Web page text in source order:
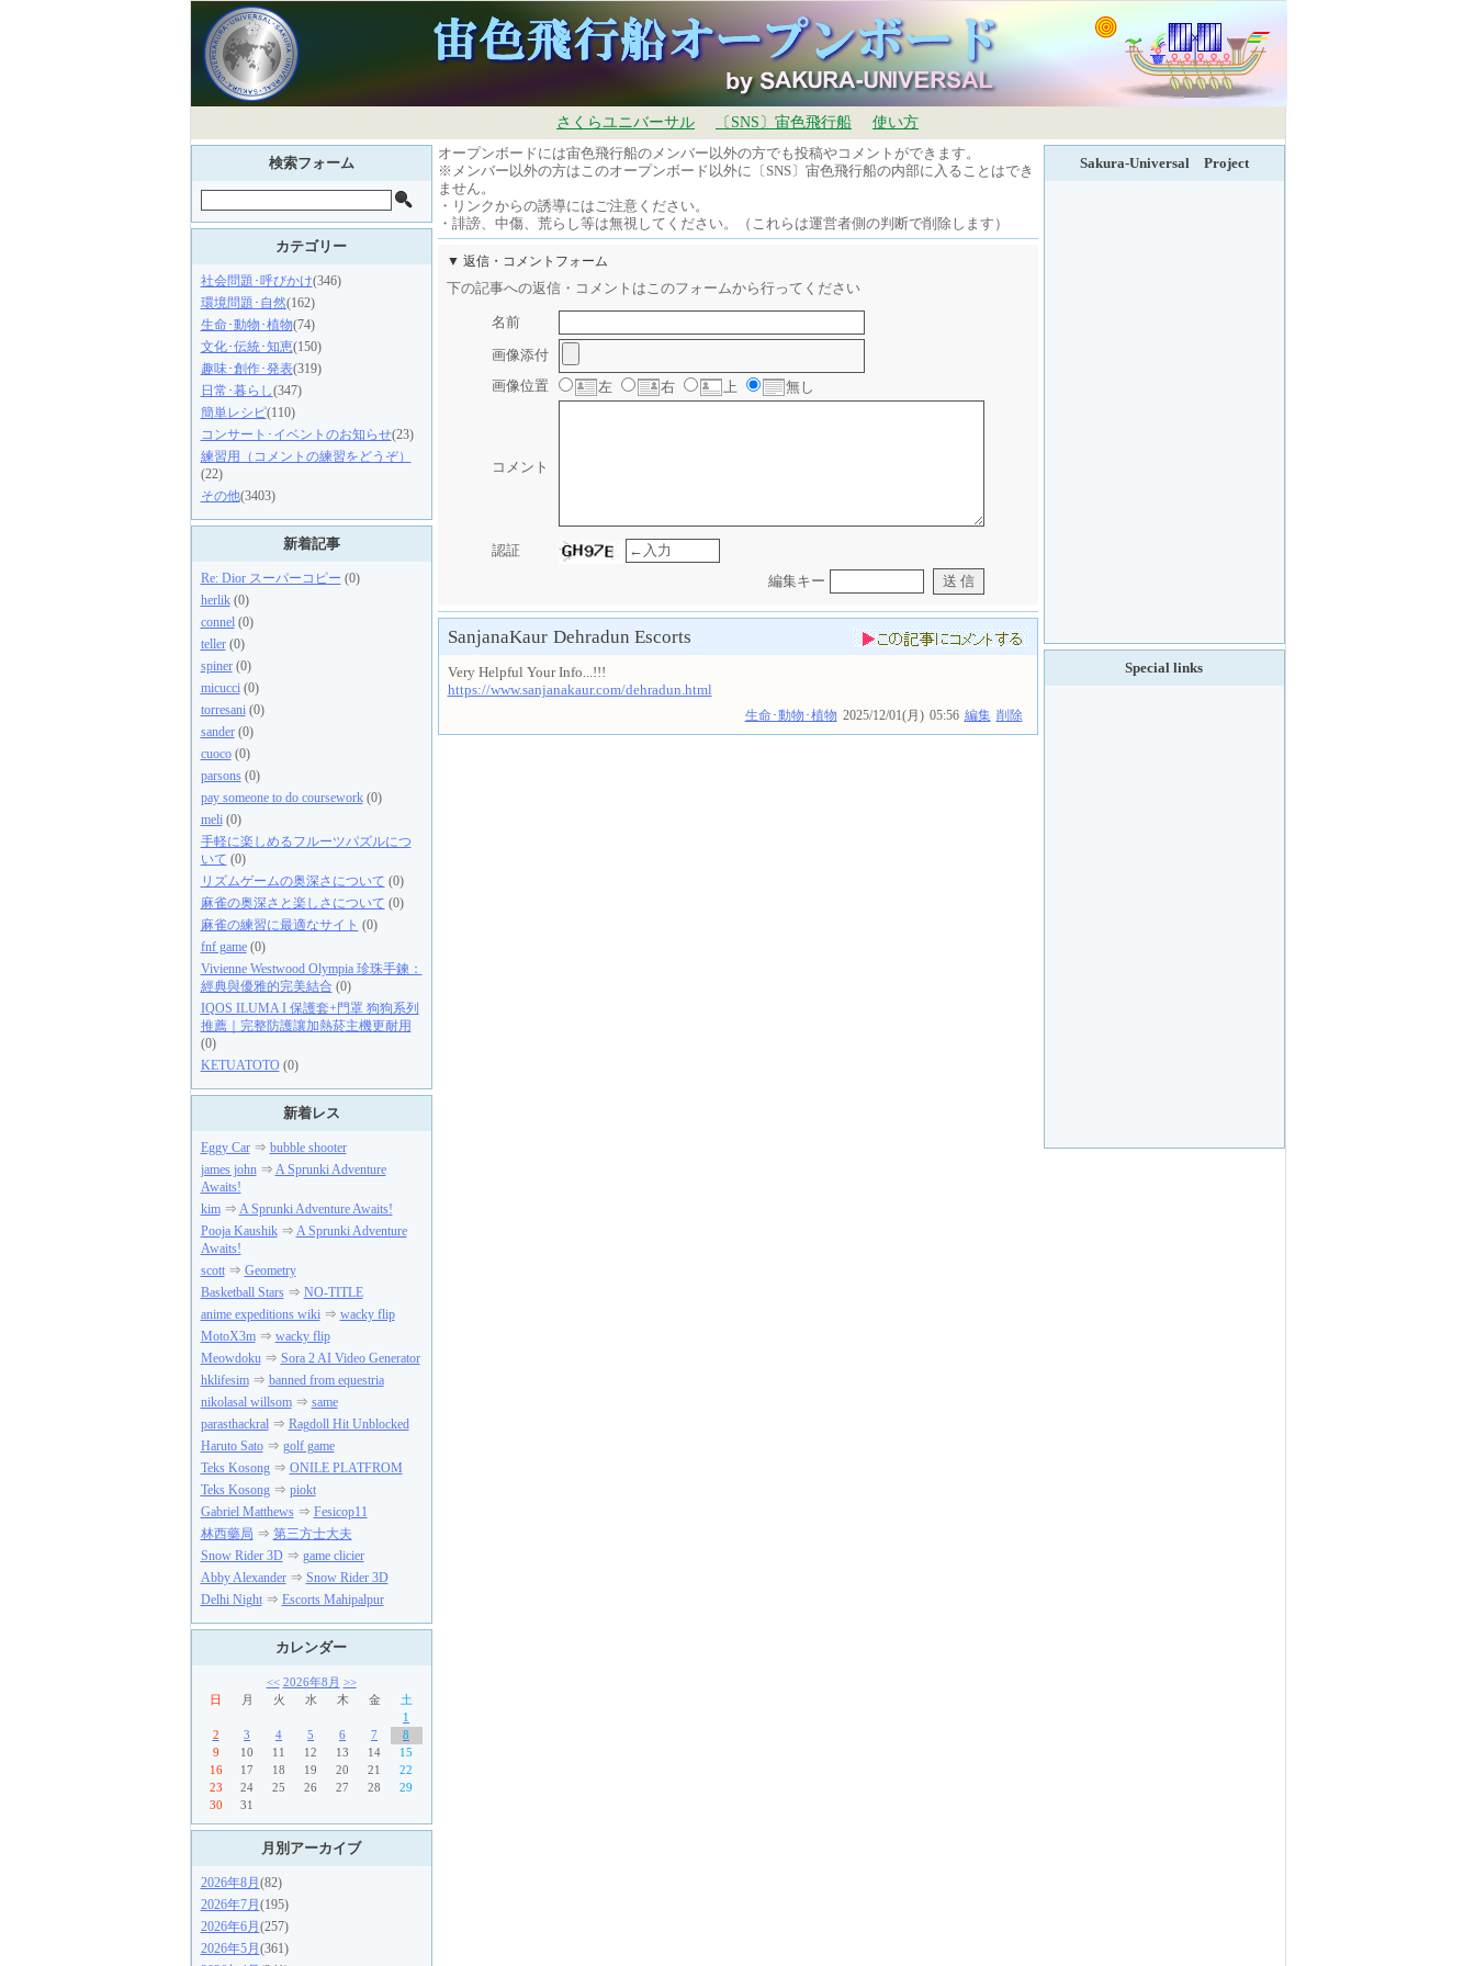
さくらユニバーサル 〔SNS〕宙色飛行船
使い方
オープンボードには宙色飛行船のメンバー以外の方でも投稿やコメントができます。
※メンバー以外の方はこのオープンボード以外に〔SNS〕宙色飛行船の内部に入ることはでき
ません。
・リンクからの誘導にはご注意ください。
・誹謗、中傷、荒らし等は無視してください。（これらは運営者側の判断で削除します）
▼ 返信・コメントフォーム
下の記事への返信・コメントはこのフォームから行ってください
名前
画像添付
画像位置
左 右 上 無し
コメント
認証
編集キー
SanjanaKaur Dehradun Escorts
Very Helpful Your Info...!!!
https://www.sanjanakaur.com/dehradun.html
生命･動物･植物 2025/12/01(月) 05:56 編集 削除
検索フォーム
カテゴリー
社会問題･呼びかけ(346)
環境問題･自然(162)
生命･動物･植物(74)
文化･伝統･知恵(150)
趣味･創作･発表(319)
日常･暮らし(347)
簡単レシピ(110)
コンサート･イベントのお知らせ(23)
練習用（コメントの練習をどうぞ）
(22)
その他(3403)
新着記事
Re: Dior スーパーコピー (0)
herlik(0)
connel(0)
teller(0)
spiner(0)
micucci(0)
torresani(0)
sander(0)
cuoco(0)
parsons(0)
pay someone to do coursework(0)
meli(0)
手軽に楽しめるフルーツパズルにつ
いて (0)
リズムゲームの奥深さについて (0)
麻雀の奥深さと楽しさについて (0)
麻雀の練習に最適なサイト (0)
fnf game(0)
Vivienne Westwood Olympia 珍珠手鍊：
經典與優雅的完美結合 (0)
IQOS ILUMA I 保護套+門罩 狗狗系列
推薦｜完整防護讓加熱菸主機更耐用
(0)
KETUATOTO(0)
新着レス
Eggy Car⇒ bubble shooter
james john⇒ A Sprunki Adventure
Awaits!
kim⇒ A Sprunki Adventure Awaits!
Pooja Kaushik⇒ A Sprunki Adventure
Awaits!
scott⇒ Geometry
Basketball Stars⇒ NO-TITLE
anime expeditions wiki⇒ wacky flip
MotoX3m⇒ wacky flip
Meowdoku⇒ Sora 2 AI Video Generator
hklifesim⇒ banned from equestria
nikolasal willsom⇒ same
parasthackral⇒ Ragdoll Hit Unblocked
Haruto Sato⇒ golf game
Teks Kosong⇒ ONILE PLATFROM
Teks Kosong⇒ piokt
Gabriel Matthews⇒ Fesicop11
林西藥局 ⇒ 第三方士大夫
Snow Rider 3D⇒ game clicier
Abby Alexander⇒ Snow Rider 3D
Delhi Night⇒ Escorts Mahipalpur
カレンダー
<< 2026年8月 >>
日
月 火 水 木 金
土
1
2
3 4 5 6 7
8
9
10 11 12 13 14
15
16
17 18 19 20 21
22
23
24 25 26 27 28
29
30
31
月別アーカイブ
2026年8月 (82)
2026年7月 (195)
2026年6月 (257)
2026年5月 (361)
Sakura-Universal Project
Special links